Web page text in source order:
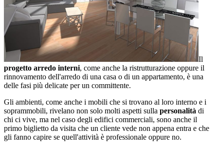
Il
progetto arredo interni, come anche la ristrutturazione oppure il
rinnovamento dell'arredo di una casa o di un appartamento, è una
delle fasi più delicate per un committente.
Gli ambienti, come anche i mobili che si trovano al loro interno e i
soprammobili, rivelano non solo molti aspetti sulla personalità di
chi ci vive, ma nel caso degli edifici commerciali, sono anche il
primo biglietto da visita che un cliente vede non appena entra e che
gli fanno capire se quell'attività è professionale oppure no.